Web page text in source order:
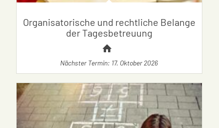
Organisatorische und rechtliche Belange
der Tagesbetreuung
Nächster Termin: 17. Oktober 2026